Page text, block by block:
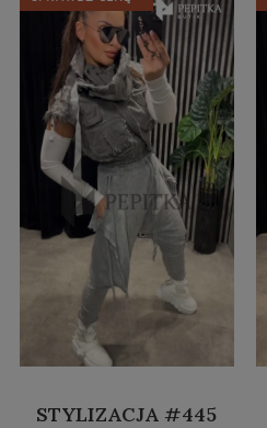
STYLIZACJA #445